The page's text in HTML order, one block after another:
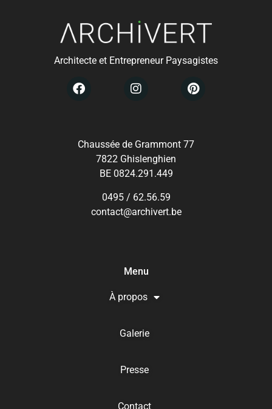
Architecte et Entrepreneur Paysagistes
Chaussée de Grammont 77
7822 Ghislenghien
BE 0824.291.449
0495 / 62.56.59
contact@archivert.be
Menu
À propos
Galerie
Presse
Contact